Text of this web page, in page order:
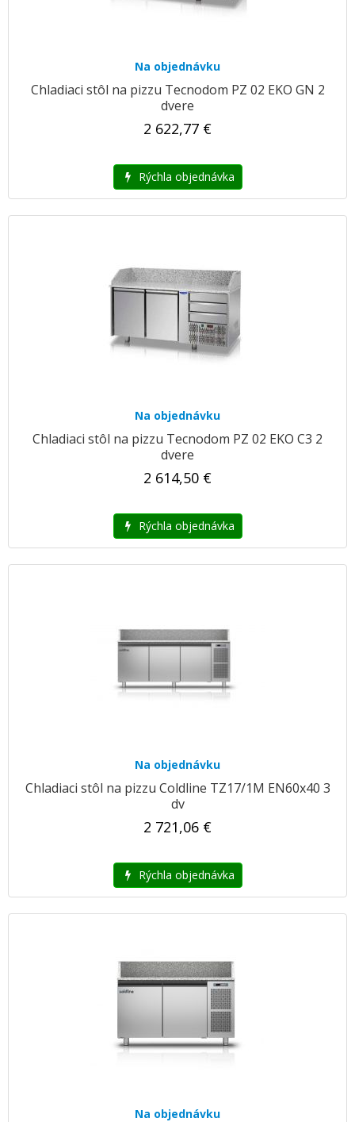
Na objednávku
Chladiaci stôl na pizzu Tecnodom PZ 02 EKO GN 2
dvere
2 622,77 €
Rýchla objednávka
Na objednávku
Chladiaci stôl na pizzu Tecnodom PZ 02 EKO C3 2
dvere
2 614,50 €
Rýchla objednávka
Na objednávku
Chladiaci stôl na pizzu Coldline TZ17/1M EN60x40 3
dv
2 721,06 €
Rýchla objednávka
Na objednávku